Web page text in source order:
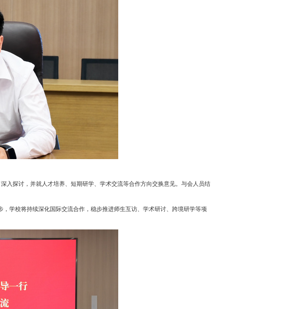
探讨，并就人才培养、短期研学、学术交流等合作方向交换意见。与会人员结
学校将持续深化国际交流合作，稳步推进师生互访、学术研讨、跨境研学等项